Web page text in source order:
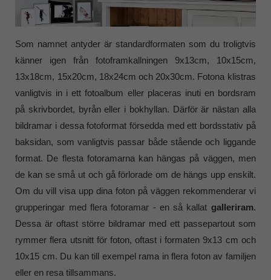
Som namnet antyder är standardformaten som du troligtvis
känner igen från fotoframkallningen 9x13cm, 10x15cm,
13x18cm, 15x20cm, 18x24cm och 20x30cm. Fotona klistras
vanligtvis in i ett fotoalbum eller placeras inuti en bordsram
på skrivbordet, byrån eller i bokhyllan. Därför är nästan alla
bildramar i dessa fotoformat försedda med ett bordsstativ på
baksidan, som vanligtvis passar både stående och liggande
format. De flesta fotoramarna kan hängas på väggen, men
de kan se små ut och gå förlorade om de hängs upp enskilt.
Om du vill visa upp dina foton på väggen rekommenderar vi
grupperingar med flera fotoramar - en så kallat galleriram.
Dessa är oftast större bildramar med ett passepartout som
rymmer flera utsnitt för foton, oftast i formaten 9x13 cm och
10x15 cm. Du kan till exempel rama in flera foton av familjen
eller en resa tillsammans.